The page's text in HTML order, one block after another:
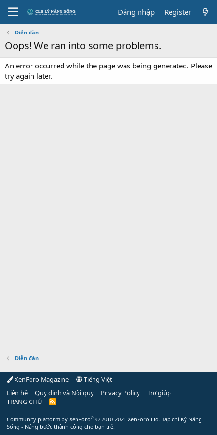
Đăng nhập Register
Diễn đàn
Oops! We ran into some problems.
An error occurred while the page was being generated. Please
try again later.
Diễn đàn
XenForo Magazine
Tiếng Việt
Liên hệ
Quy định và Nội quy Privacy Policy
Trợ giúp
TRANG CHỦ
R
Community platform by XenForo® © 2010-2021 XenForo Ltd. Tạp chí Kỹ Năng
Sống - Nâng bước thành công cho bạn trẻ.